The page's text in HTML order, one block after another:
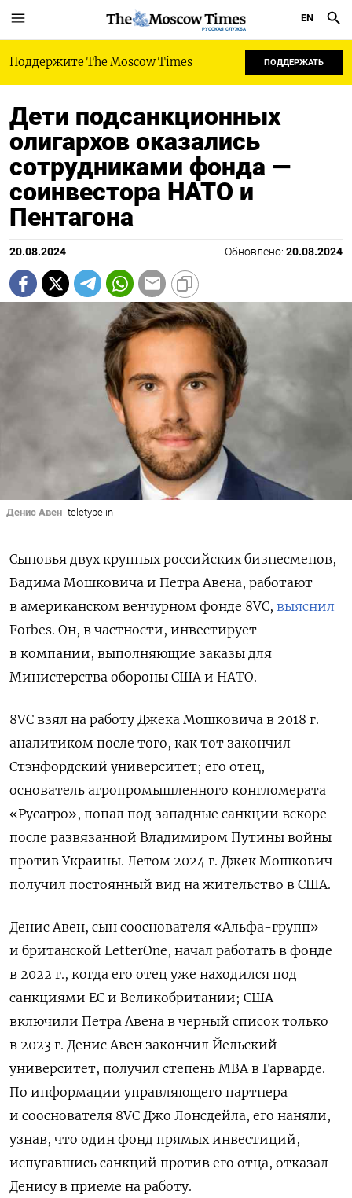
РУССКАЯ СЛУЖБА
EN
Поддержите The Moscow Times ПОДДЕРЖАТЬ
Дети подсанкционных
олигархов оказались
сотрудниками фонда —
соинвестора НАТО и
Пентагона
20.08.2024 Обновлено: 20.08.2024
Денис Авен teletype.in
Сыновья двух крупных российских бизнесменов,
Вадима Мошковича и Петра Авена, работают
в американском венчурном фонде 8VC, выяснил
Forbes. Он, в частности, инвестирует
в компании, выполняющие заказы для
Министерства обороны США и НАТО.
8VC взял на работу Джека Мошковича в 2018 г.
аналитиком после того, как тот закончил
Стэнфордский университет; его отец,
основатель агропромышленного конгломерата
«Русагро», попал под западные санкции вскоре
после развязанной Владимиром Путины войны
против Украины. Летом 2024 г. Джек Мошкович
получил постоянный вид на жительство в США.
Денис Авен, сын сооснователя «Альфа-групп»
и британской LetterOne, начал работать в фонде
в 2022 г., когда его отец уже находился под
санкциями ЕС и Великобритании; США
включили Петра Авена в черный список только
в 2023 г. Денис Авен закончил Йельский
университет, получил степень MBA в Гарварде.
По информации управляющего партнера
и сооснователя 8VC Джо Лонсдейла, его наняли,
узнав, что один фонд прямых инвестиций,
испугавшись санкций против его отца, отказал
Денису в приеме на работу.